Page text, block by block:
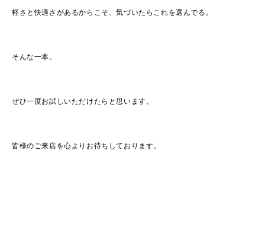
軽さと快適さがあるからこそ、気づいたらこれを選んでる。
そんな一本。
ぜひ一度お試しいただけたらと思います。
皆様のご来店を心よりお待ちしております。